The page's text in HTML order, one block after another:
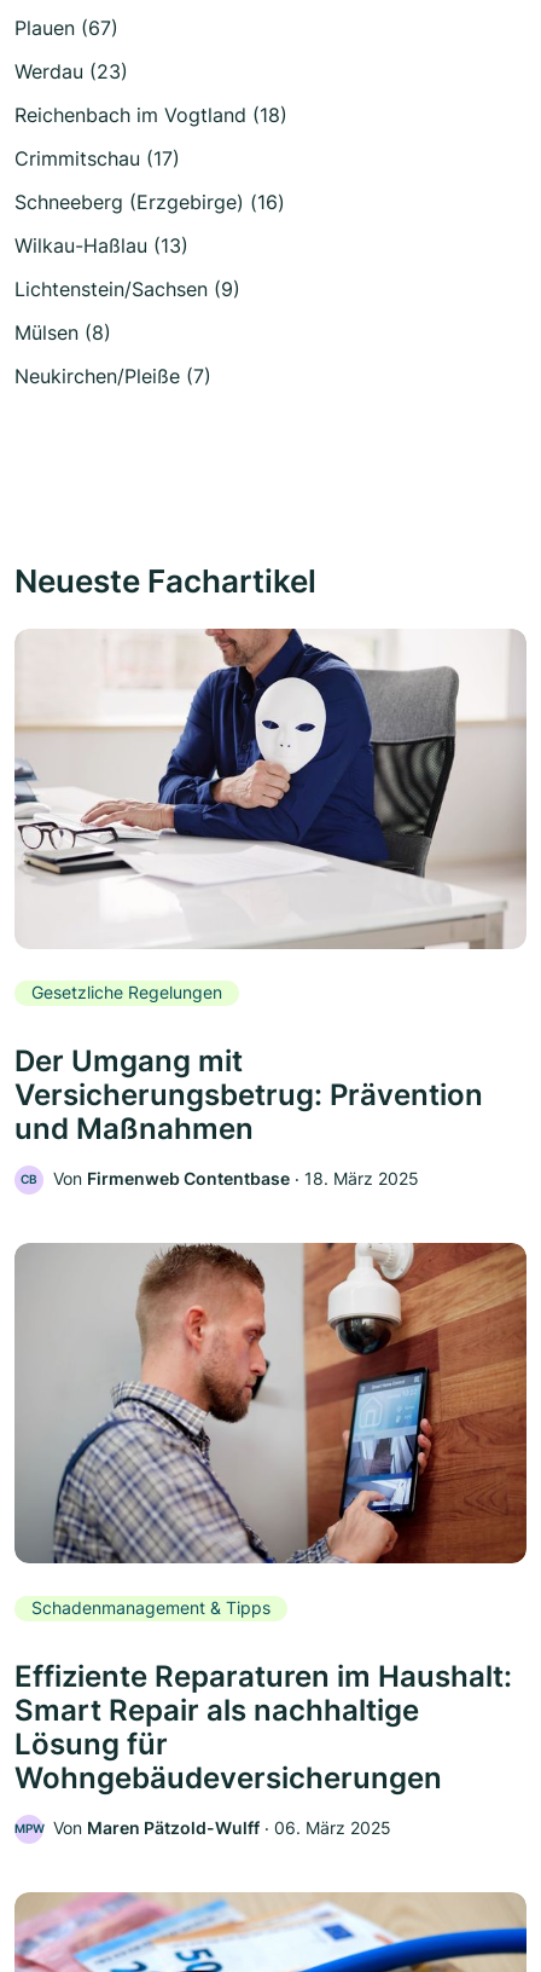
Plauen (67)
Werdau (23)
Reichenbach im Vogtland (18)
Crimmitschau (17)
Schneeberg (Erzgebirge) (16)
Wilkau-Haßlau (13)
Lichtenstein/Sachsen (9)
Mülsen (8)
Neukirchen/Pleiße (7)
Neueste Fachartikel
Gesetzliche Regelungen
Der Umgang mit
Versicherungsbetrug: Prävention
und Maßnahmen
CB Von Firmenweb Contentbase ‧ 18. März 2025
Schadenmanagement & Tipps
Effiziente Reparaturen im Haushalt:
Smart Repair als nachhaltige
Lösung für
Wohngebäudeversicherungen
MPW Von Maren Pätzold-Wulff ‧ 06. März 2025